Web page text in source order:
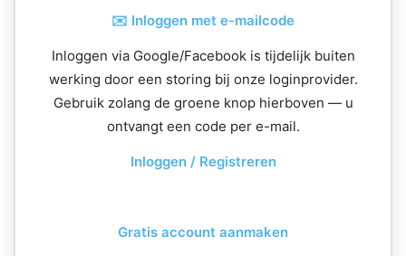
✉️ Inloggen met e-mailcode
Inloggen via Google/Facebook is tijdelijk buiten
werking door een storing bij onze loginprovider.
Gebruik zolang de groene knop hierboven — u
ontvangt een code per e-mail.
Inloggen / Registreren
Gratis account aanmaken